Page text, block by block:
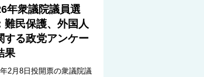
年衆議院議員選
難民保護、外国人
する政党アンケー
果
2月8日投開票の衆議院議